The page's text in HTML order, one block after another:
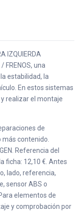
IZQUIERDA
FRENOS, una
estabilidad, la
En estos sistemas
realizar el montaje
de
contenido.
Referencia del
ficha: 12,10 €. Antes
lado, referencia,
sensor ABS o
elementos de
y comprobación por